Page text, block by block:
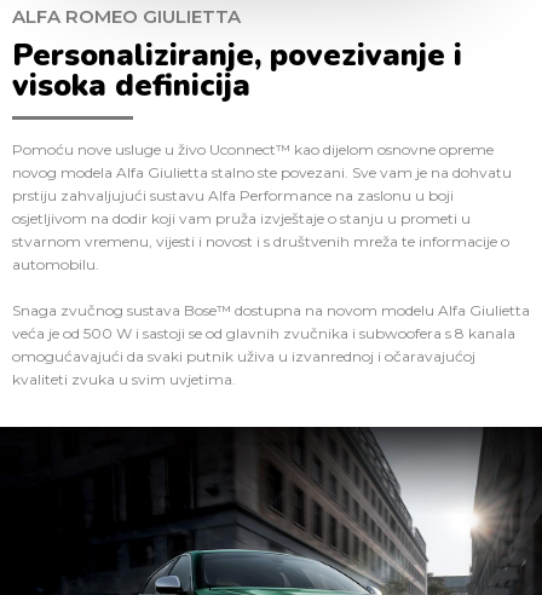
ALFA ROMEO GIULIETTA
Personaliziranje, povezivanje i
visoka definicija
Pomoću nove usluge u živo Uconnect™ kao dijelom osnovne opreme
novog modela Alfa Giulietta stalno ste povezani. Sve vam je na dohvatu
prstiju zahvaljujući sustavu Alfa Performance na zaslonu u boji
osjetljivom na dodir koji vam pruža izvještaje o stanju u prometi u
stvarnom vremenu, vijesti i novost i s društvenih mreža te informacije o
automobilu.
Snaga zvučnog sustava Bose™ dostupna na novom modelu Alfa Giulietta
veća je od 500 W i sastoji se od glavnih zvučnika i subwoofera s 8 kanala
omogućavajući da svaki putnik uživa u izvanrednoj i očaravajućoj
kvaliteti zvuka u svim uvjetima.